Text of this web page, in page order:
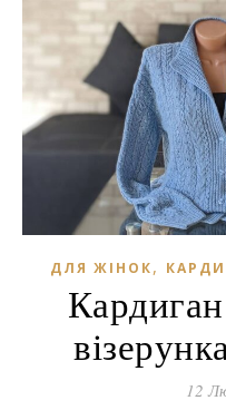
ДЛЯ ЖІНОК,
12